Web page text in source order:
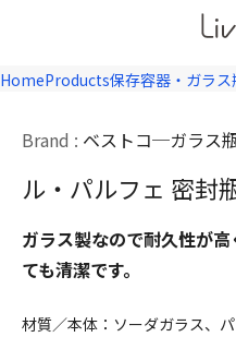
HomeProducts保存容器・ガラ
Brand : ベストコ ガラス
ル・パルフェ 密封
ガラス製なので耐久性が
ても清潔です。
材質／本体：ソーダガラス、